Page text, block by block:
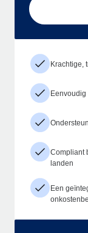
Krachtige,
Eenvoudig
Compliant
landen
Een